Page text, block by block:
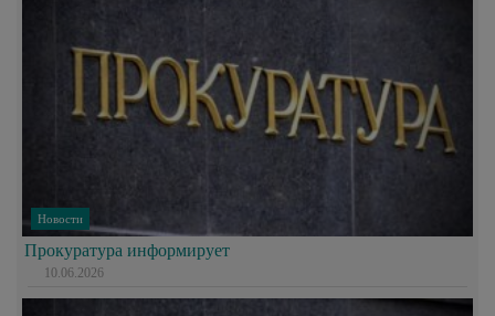
Новости
Прокуратура информирует
10.06.2026